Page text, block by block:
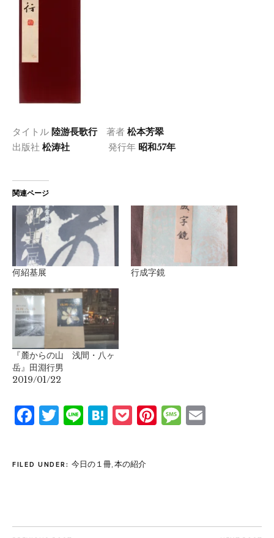
タイトル 陸游長歌行 著者 松本芳翠
出版社 松涛社 発行年 昭和57年
関連ページ
何紹基展 行成字鏡
『麓からの山 浅間・八ヶ
岳』田淵行男
2019/01/22
Facebook
Twitter
LineHatena
Pocket
Pinterest
Message
FILED UNDER: 今日の１冊, 本の紹介